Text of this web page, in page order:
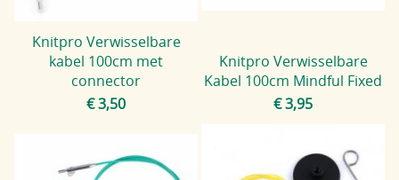
Knitpro Verwisselbare
kabel 100cm met
connector
€ 3,50
Knitpro Verwisselbare
Kabel 100cm Mindful Fixed
€ 3,95